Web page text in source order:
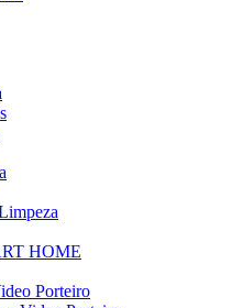
HOME
Porteiro